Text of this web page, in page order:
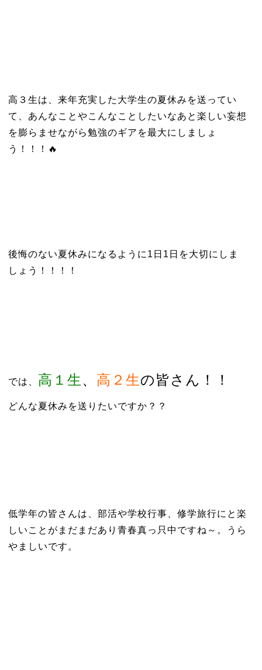
高３生は、来年充実した大学生の夏休みを送ってい
て、あんなことやこんなことしたいなあと楽しい妄想
を膨らませながら勉強のギアを最大にしましょ
う！！！🔥
後悔のない夏休みになるように1日1日を大切にしま
しょう！！！！
では、 高１生、 高２生の皆さん！！
どんな夏休みを送りたいですか？？
低学年の皆さんは、部活や学校行事、修学旅行にと楽
しいことがまだまだあり青春真っ只中ですね～。うら
やましいです。